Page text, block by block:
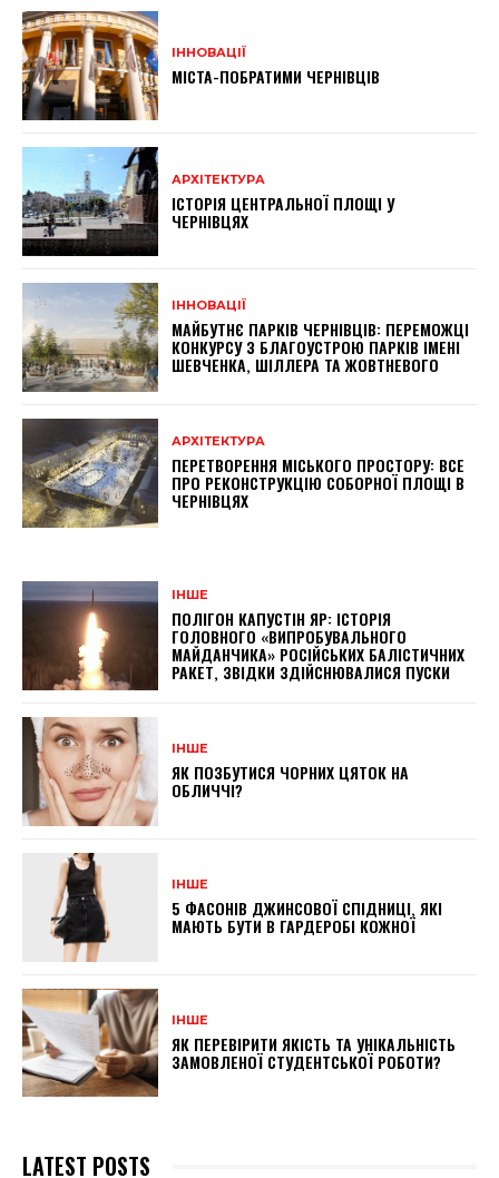
ІННОВАЦІЇ
МІСТА-ПОБРАТИМИ ЧЕРНІВЦІВ
АРХІТЕКТУРА
ІСТОРІЯ ЦЕНТРАЛЬНОЇ ПЛОЩІ У
ЧЕРНІВЦЯХ
ІННОВАЦІЇ
МАЙБУТНЄ ПАРКІВ ЧЕРНІВЦІВ: ПЕРЕМОЖЦІ
КОНКУРСУ З БЛАГОУСТРОЮ ПАРКІВ ІМЕНІ
ШЕВЧЕНКА, ШІЛЛЕРА ТА ЖОВТНЕВОГО
АРХІТЕКТУРА
ПЕРЕТВОРЕННЯ МІСЬКОГО ПРОСТОРУ: ВСЕ
ПРО РЕКОНСТРУКЦІЮ СОБОРНОЇ ПЛОЩІ В
ЧЕРНІВЦЯХ
ІНШЕ
ПОЛІГОН КАПУСТІН ЯР: ІСТОРІЯ
ГОЛОВНОГО «ВИПРОБУВАЛЬНОГО
МАЙДАНЧИКА» РОСІЙСЬКИХ БАЛІСТИЧНИХ
РАКЕТ, ЗВІДКИ ЗДІЙСНЮВАЛИСЯ ПУСКИ
ІНШЕ
ЯК ПОЗБУТИСЯ ЧОРНИХ ЦЯТОК НА
ОБЛИЧЧІ?
ІНШЕ
5 ФАСОНІВ ДЖИНСОВОЇ СПІДНИЦІ, ЯКІ
МАЮТЬ БУТИ В ГАРДЕРОБІ КОЖНОЇ
ІНШЕ
ЯК ПЕРЕВІРИТИ ЯКІСТЬ ТА УНІКАЛЬНІСТЬ
ЗАМОВЛЕНОЇ СТУДЕНТСЬКОЇ РОБОТИ?
LATEST POSTS